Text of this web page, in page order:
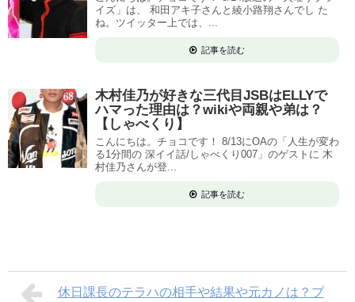
イズ」は、 和田アキ子さんと綾小路翔さんでし た
ね。ツイッター上では、...
記事を読む
木村佳乃が好きな三代目JSBはELLYで
ハマった理由は？wikiや両親や弟は？
【しゃべくり】
こんにちは。チョコです！ 8/13にOAの「人生が変わ
る1分間の 深イイ話/しゃべくり007」のゲストに 木
村佳乃さんが登...
記事を読む
休日課長のテラハの相手や結果や元カノは？プ